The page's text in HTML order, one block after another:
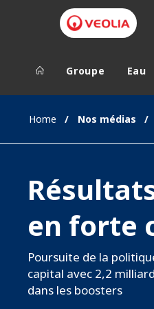
Groupe Veolia
CAMPUS
FONDATION
INSTITUT
Groupe Eau
Home Nos médias
en forte
Poursuite de la
capital avec 2,2
dans les boosters